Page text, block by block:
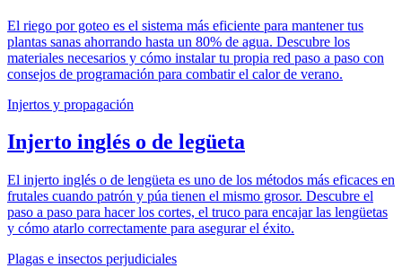
El riego por goteo es el sistema más eficiente para mantener tus
plantas sanas ahorrando hasta un 80% de agua. Descubre los
materiales necesarios y cómo instalar tu propia red paso a paso con
consejos de programación para combatir el calor de verano.
Injertos y propagación
Injerto inglés o de legüeta
El injerto inglés o de lengüeta es uno de los métodos más eficaces en
frutales cuando patrón y púa tienen el mismo grosor. Descubre el
paso a paso para hacer los cortes, el truco para encajar las lengüetas
y cómo atarlo correctamente para asegurar el éxito.
Plagas e insectos perjudiciales